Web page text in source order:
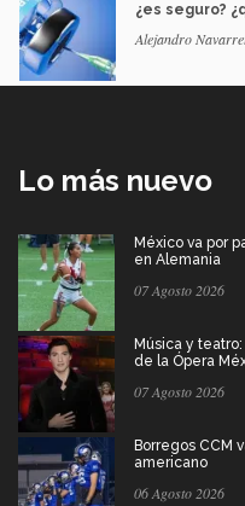
¿es seguro?
Alejandro
Lo más nuevo
México va por
en Alemania
07 Agosto 2026
Música y
de la Ópera
07 Agosto 2026
Borregos CCM
americano
06 Agosto 2026